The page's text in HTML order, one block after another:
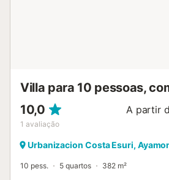
Villa para 10 pessoas,
10,0
1 avaliação
A partir
Urbanizacion Costa Esuri,
10 pess. 5 quartos 382 m²